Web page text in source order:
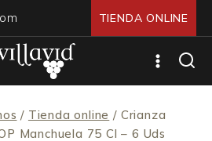
TIENDA ONLINE
/ Tienda online / Crianza
Manchuela 75 Cl – 6 Uds